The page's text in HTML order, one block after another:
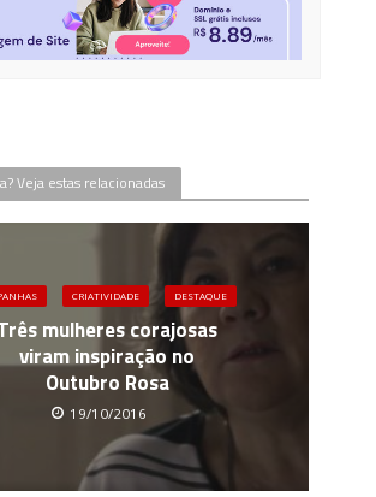
Veja estas relacionadas
CRIATIVIDADE DESTAQUE
mulheres corajosas
viram inspiração no
Outubro Rosa
19/10/2016